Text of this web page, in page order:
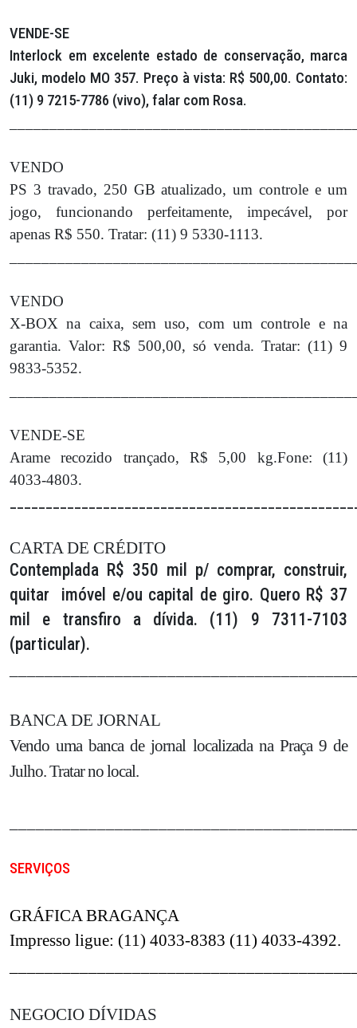
VENDE-SE
Interlock em excelente estado de conservação, marca
Juki, modelo MO 357. Preço à vista: R$ 500,00. Contato:
(11) 9 7215-7786 (vivo), falar com Rosa.
VENDO
PS 3 travado, 250 GB atualizado, um controle e um
jogo, funcionando perfeitamente, impecável, por
apenas R$ 550. Tratar: (11) 9 5330-1113.
VENDO
X-BOX na caixa, sem uso, com um controle e na
garantia. Valor: R$ 500,00, só venda. Tratar: (11) 9
9833-5352.
VENDE-SE
Arame recozido trançado, R$ 5,00 kg.Fone: (11)
4033-4803.
CARTA DE CRÉDITO
Contemplada R$ 350 mil p/ comprar, construir,
quitar imóvel e/ou capital de giro. Quero R$ 37
mil e transfiro a dívida. (11) 9 7311-7103
(particular).
BANCA DE JORNAL
Vendo uma banca de jornal localizada na Praça 9 de
Julho. Tratar no local.
SERVIÇOS
GRÁFICA BRAGANÇA
Impresso ligue: (11) 4033-8383 (11) 4033-4392.
NEGOCIO DÍVIDAS